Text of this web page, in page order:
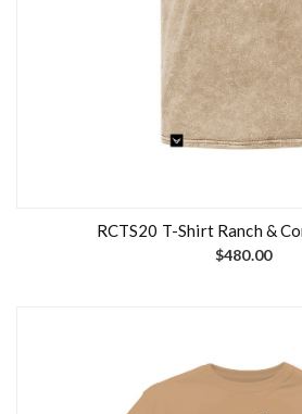
RCTS20 T-Shirt Ranch &
$480.00